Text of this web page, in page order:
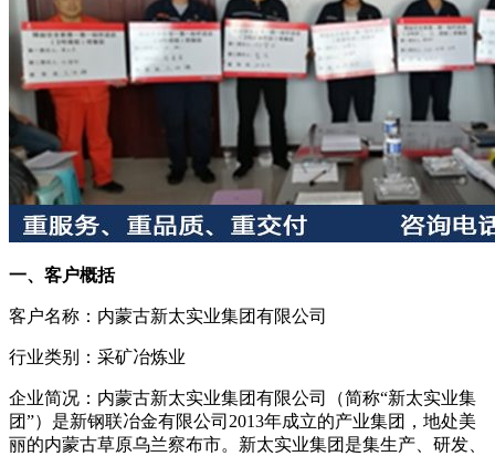
一、客户概括
客户名称：内蒙古新太实业集团有限公司
行业类别：采矿冶炼业
企业简况：内蒙古新太实业集团有限公司（简称“新太实业集
团”）是新钢联冶金有限公司2013年成立的产业集团，地处美
丽的内蒙古草原乌兰察布市。新太实业集团是集生产、研发、